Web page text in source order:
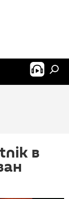
в